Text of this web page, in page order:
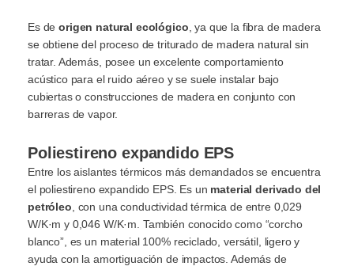
Es de origen natural ecológico , ya que la fibra de madera
se obtiene del proceso de triturado de madera natural sin
tratar. Además, posee un excelente comportamiento
acústico para el ruido aéreo y se suele instalar bajo
cubiertas o construcciones de madera en conjunto con
barreras de vapor.
Poliestireno expandido EPS
Entre los aislantes térmicos más demandados se encuentra
el poliestireno expandido EPS. Es un material derivado del
petróleo , con una conductividad térmica de entre 0,029
W/K·m y 0,046 W/K·m. También conocido como “corcho
blanco”, es un material 100% reciclado, versátil, ligero y
ayuda con la amortiguación de impactos. Además de